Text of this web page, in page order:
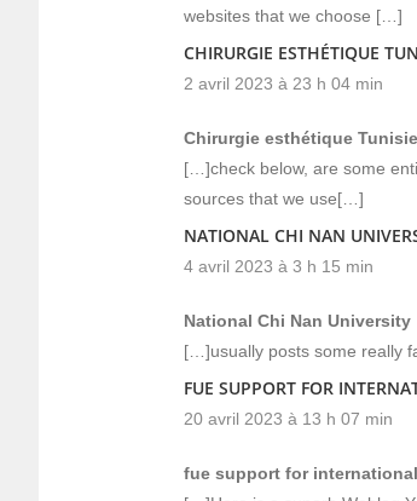
websites that we choose […]
CHIRURGIE ESTHÉTIQUE
2 avril 2023 à 23 h 04 min
Chirurgie esthétique Tunisie
[…]check below, are some
sources that we use[…]
NATIONAL CHI NAN
4 avril 2023 à 3 h 15 min
National Chi Nan University
[…]usually posts some really
FUE SUPPORT FOR
20 avril 2023 à 13 h 07 min
fue support for